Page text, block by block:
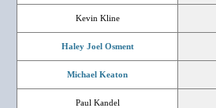
Kevin Kline
Haley Joel Osment
Michael Keaton
Paul Kandel